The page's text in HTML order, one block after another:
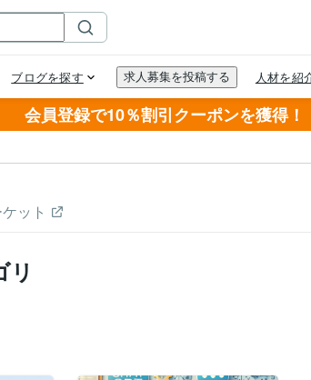
会員登録で10％割引クーポンを獲得！
ット
リ